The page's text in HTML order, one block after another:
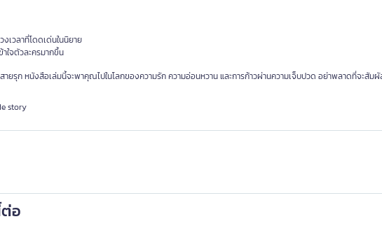
เวลาที่โดดเด่นในนิยาย
ใจตัวละครมากขึ้น
ายรุก หนังสือเล่มนี้จะพาคุณไปในโลกของความรัก ความอ่อนหวาน และการก้าวผ่านความเจ็บปวด อย่าพลาดที่จะสัม
story
อ